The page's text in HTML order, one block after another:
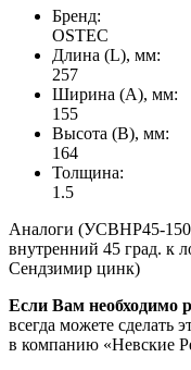
Бренд:
OSTEC
Длина (L), мм:
257
Ширина (А), мм:
155
Высота (В), мм:
164
Толщина:
1.5
Аналоги (УСВНР45-
внутренний 45 град. к
Сендзимир цинк)
Если Вам необходимо
всегда можете сделать
в компанию «Невские